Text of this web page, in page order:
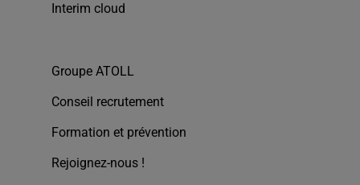
Interim cloud
Groupe ATOLL
Conseil recrutement
Formation et prévention
Rejoignez-nous !